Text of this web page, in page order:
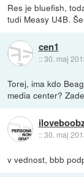
Res je bluefish,
tudi Measy U4B.
cen1
::30. maj
Torej, ima kdo
media center?
::30. maj
v vednost, bbb